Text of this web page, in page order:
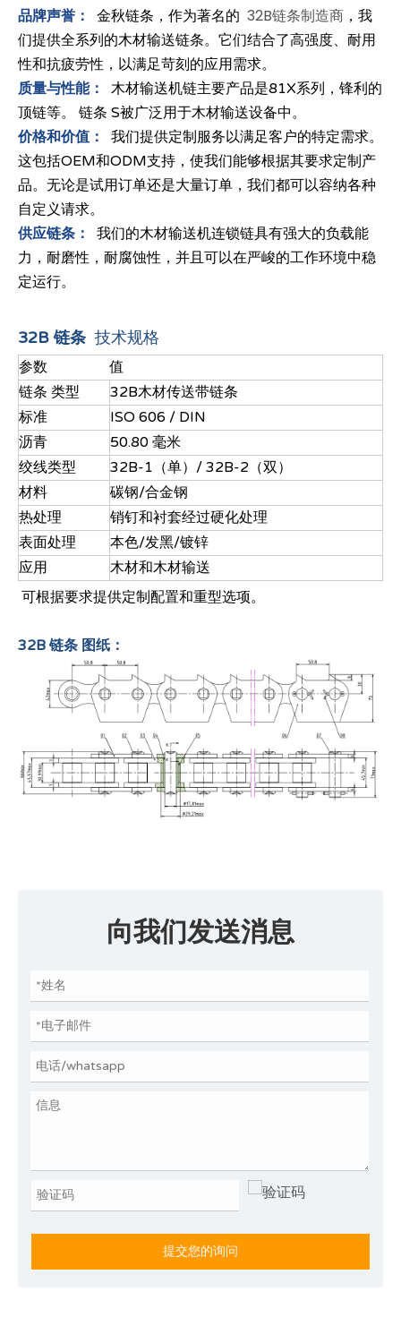
品牌声誉： 金秋链条，作为著名的 32B链条制造商 ，我
们提供全系列的木材输送链条。它们结合了高强度、耐用
性和抗疲劳性，以满足苛刻的应用需求。
质量与性能：
木材输送机链主要产品是81X系列，锋利的
顶链等。 链条 S被广泛用于木材输送设备中。
价格和价值：
我们提供定制服务以满足客户的特定需求。
这包括OEM和ODM支持，使我们能够根据其要求定制产
品。无论是试用订单还是大量订单，我们都可以容纳各种
自定义请求。
供应链条： 我们的木材输送机连锁链具有强大的负载能
力，耐磨性，耐腐蚀性，并且可以在严峻的工作环境中稳
定运行。
32B 链条 技术规格
参数
值
链条 类型
32B木材传送带链条
标准
ISO 606 / DIN
沥青
50.80 毫米
绞线类型
32B-1（单）/ 32B-2（双）
材料
碳钢/合金钢
热处理
销钉和衬套经过硬化处理
表面处理
本色/发黑/镀锌
应用
木材和木材输送
可根据要求提供定制配置和重型选项。
32B 链条 图纸：
向我们发送消息
提交您的询问